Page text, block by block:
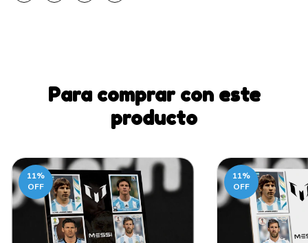
Para comprar con este
producto
11%
OFF
11%
OFF